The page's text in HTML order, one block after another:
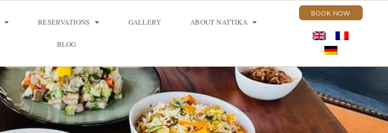
RESERVATIONS GALLERY ABOUT NATTIKA
BLOG
BOOK NOW